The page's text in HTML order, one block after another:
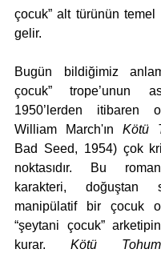
çocuk” alt türünün
gelir.
Bugün bildiğimiz
çocuk” trope’unun
1950’lerden itibaren
William March'ın Kötü
Bad Seed, 1954) çok
noktasıdır. Bu
karakteri, doğuştan
manipülatif bir çocuk
“şeytani çocuk”
kurar. Kötü Tohum